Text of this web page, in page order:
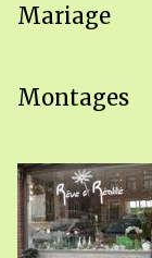
Mariage
Montages